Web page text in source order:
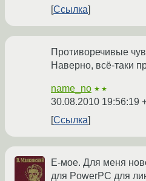
Ссылка
Противоречивые
Наверно, всё-таки
name_no ★★
30.08.2010 19:56:19
Ссылка
Е-мое. Для меня
для PowerPC для